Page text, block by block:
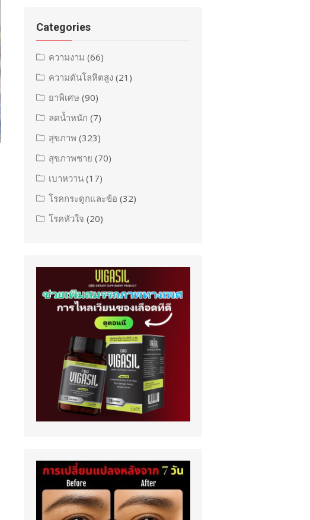
Categories
ความงาม (66)
ความดันโลหิตสูง (21)
ยาพิเศษ (90)
ลดน้ำหนัก (7)
สุขภาพ (323)
สุขภาพชาย (70)
เบาหวาน (17)
โรคกระดูกและข้อ (32)
โรคหัวใจ (20)